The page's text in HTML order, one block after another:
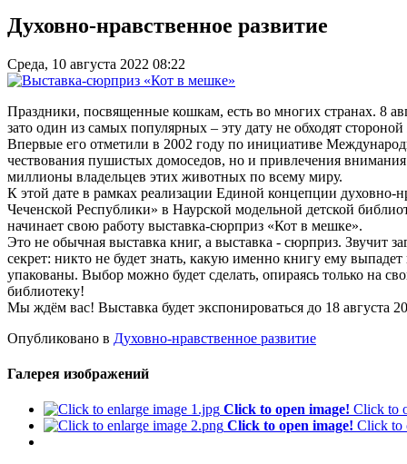
Духовно-нравственное развитие
Среда, 10 августа 2022 08:22
Праздники, посвященные кошкам, есть во многих странах. 8
зато один из самых популярных – эту дату не обходят
Впервые его отметили в 2002 году по инициативе
чествования пушистых домоседов, но и привлечения
миллионы владельцев этих животных по всему миру.
К этой дате в рамках реализации Единой концепции духовно-
Чеченской Республики» в Наурской модельной детской
начинает свою работу выставка-сюрприз «Кот в мешке».
Это не обычная выставка книг, а выставка - сюрприз. Звучит
секрет: никто не будет знать, какую именно книгу ему
упакованы. Выбор можно будет сделать, опираясь только на
библиотеку!
Мы ждём вас! Выставка будет экспонироваться до 18 августа
Опубликовано в Духовно-нравственное развитие
Галерея изображений
Click to open image! Click to
Click to open image! Click to